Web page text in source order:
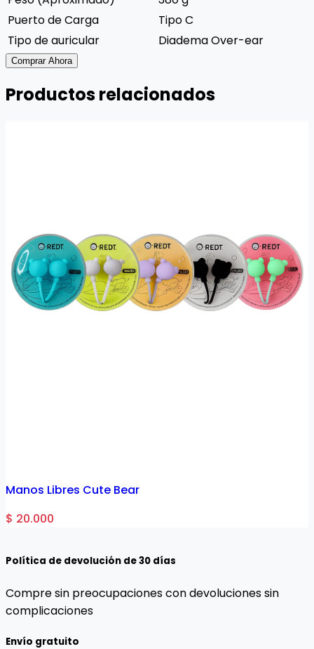
Puerto de Carga
Tipo C
Tipo de auricular
Diadema Over-ear
Comprar Ahora
Productos relacionados
Manos Libres Cute Bear
$ 20.000
Política de devolución de 30 días
Compre sin preocupaciones con devoluciones sin
complicaciones
Envío gratuito